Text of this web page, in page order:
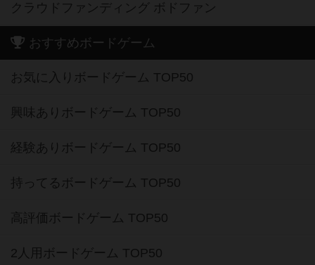
クラウドファンディング ボドファン
おすすめボードゲーム
お気に入りボードゲーム TOP50
興味ありボードゲーム TOP50
経験ありボードゲーム TOP50
持ってるボードゲーム TOP50
高評価ボードゲーム TOP50
2人用ボードゲーム TOP50